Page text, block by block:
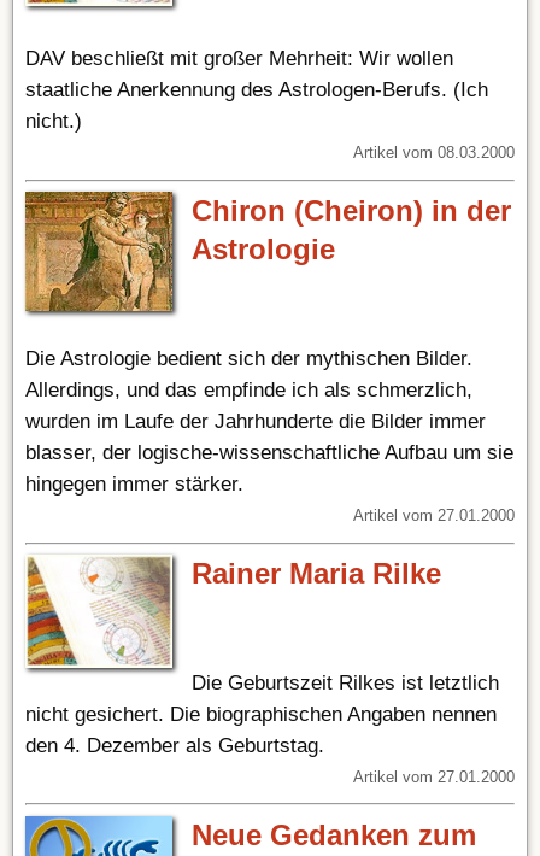
DAV beschließt mit großer Mehrheit: Wir wollen
staatliche Anerkennung des Astrologen-Berufs. (Ich
nicht.)
Artikel vom 08.03.2000
Chiron (Cheiron) in der
Astrologie
Die Astrologie bedient sich der mythischen Bilder.
Allerdings, und das empfinde ich als schmerzlich,
wurden im Laufe der Jahrhunderte die Bilder immer
blasser, der logische-wissenschaftliche Aufbau um sie
hingegen immer stärker.
Artikel vom 27.01.2000
Rainer Maria Rilke
Die Geburtszeit Rilkes ist letztlich
nicht gesichert. Die biographischen Angaben nennen
den 4. Dezember als Geburtstag.
Artikel vom 27.01.2000
Neue Gedanken zum